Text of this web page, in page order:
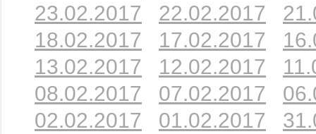
23.02.2017
22.02.2017
18.02.2017
17.02.2017
13.02.2017
12.02.2017
08.02.2017
07.02.2017
02.02.2017
01.02.2017